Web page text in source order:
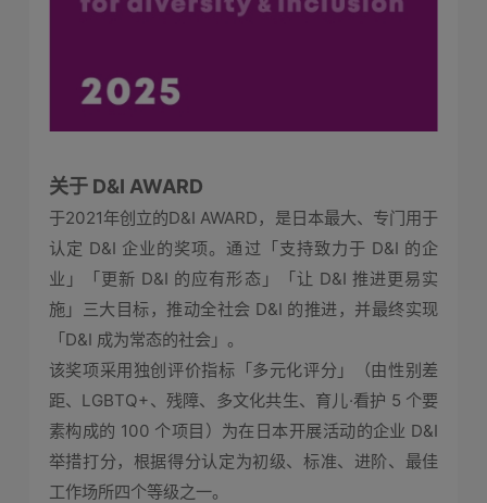
关于 D&I AWARD
于2021年创立的D&I AWARD，是日本最大、专门用于
认定 D&I 企业的奖项。通过「支持致力于 D&I 的企
业」「更新 D&I 的应有形态」「让 D&I 推进更易实
施」三大目标，推动全社会 D&I 的推进，并最终实现
「D&I 成为常态的社会」。
该奖项采用独创评价指标「多元化评分」（由性别差
距、LGBTQ+、残障、多文化共生、育儿·看护 5 个要
素构成的 100 个项目）为在日本开展活动的企业 D&I
举措打分，根据得分认定为初级、标准、进阶、最佳
工作场所四个等级之一。